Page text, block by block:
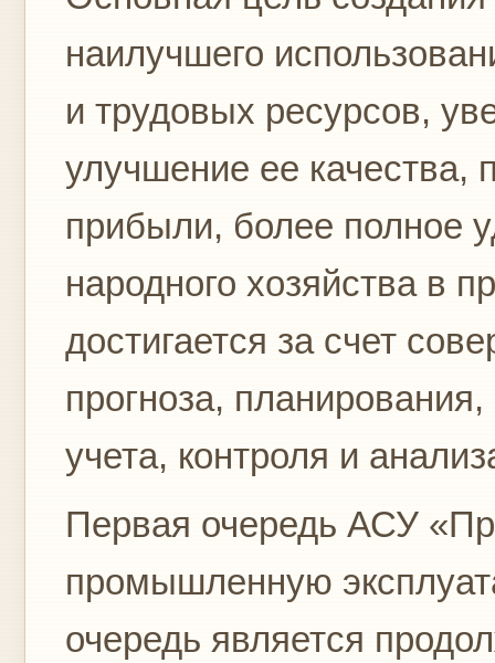
наилучшего
и трудовых ресурсов,
улучшение ее качества,
прибыли, более полное
народного хозяйства в
достигается за счет
прогноза,
учета, контроля и
Первая очередь АСУ
промышленную
очередь является